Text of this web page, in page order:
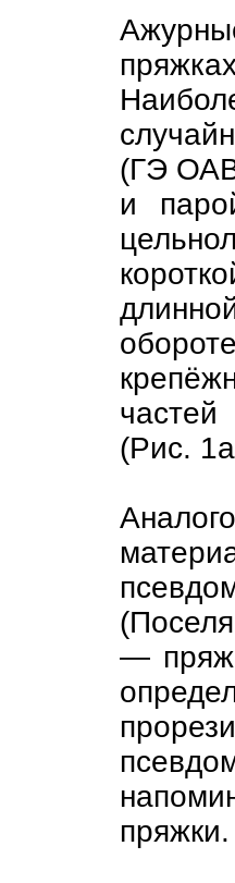
(ГЭ
и
(Рис.
—
пряжки.